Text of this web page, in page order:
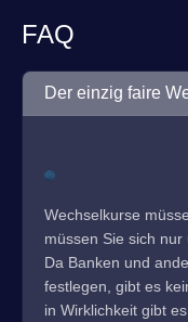
FAQ
Der einzig faire
Wechselkurse
müssen Sie sich
Da Banken und
festlegen, gibt es
in Wirklichkeit gibt